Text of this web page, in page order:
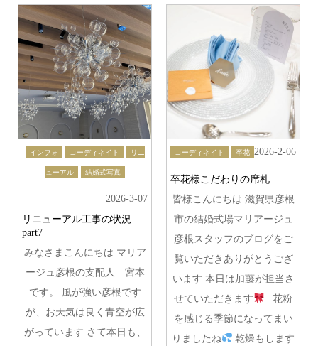
インフォ コーディネイト リニ
ューアル 結婚式写真
2026-3-07
リニューアル工事の状況
part7
みなさまこんにちは マリア
ージュ彦根の支配人 宮本
です。 風が強い彦根です
が、お天気は良く青空が広
がっています さて本日も、
コーディネイト 卒花 2026-2-06
卒花様こだわりの席札
皆様こんにちは 滋賀県彦根
市の結婚式場マリアージュ
彦根スタッフのブログをご
覧いただきありがとうござ
います 本日は加藤が担当さ
せていただきます
花粉
を感じる季節になってまい
りましたね
乾燥もします